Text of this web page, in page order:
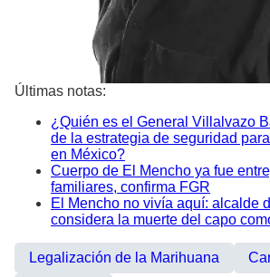
Últimas notas:
¿Quién es el General Villalvazo
de la estrategia de seguridad
en México?
Cuerpo de El Mencho ya fue
familiares, confirma FGR
El Mencho no vivía aquí: alcalde
considera la muerte del capo
Legalización de la Marihuana